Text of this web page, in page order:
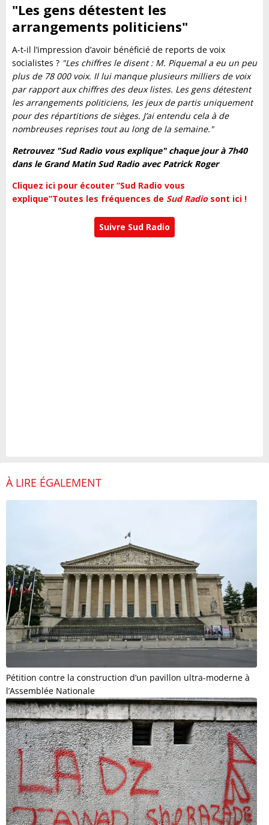
"Les gens détestent les
arrangements politiciens"
A-t-il l’impression d’avoir bénéficié de reports de voix
socialistes ? "Les chiffres le disent : M. Piquemal a eu un peu
plus de 78 000 voix. Il lui manque plusieurs milliers de voix
par rapport aux chiffres des deux listes. Les gens détestent
les arrangements politiciens, les jeux de partis uniquement
pour des répartitions de sièges. J’ai entendu cela à de
nombreuses reprises tout au long de la semaine."
Retrouvez "Sud Radio vous explique" chaque jour à 7h40
dans le Grand Matin Sud Radio avec Patrick Roger
Cliquez ici pour écouter “Sud Radio vous
explique”Toutes les fréquences de Sud Radio sont ici !
Suivre Sud Radio
À LIRE ÉGALEMENT
Pétition contre la construction d’un pavillon ultra-moderne à
l’Assemblée Nationale